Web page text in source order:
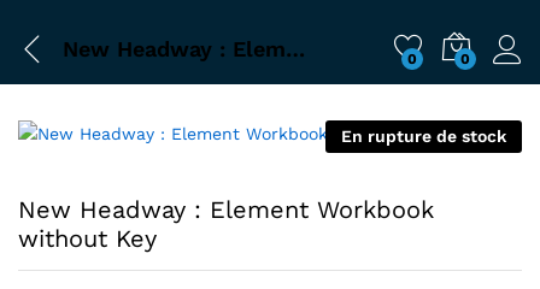
New Headway : Element Workbook without Key 0 0
En rupture de stock
New Headway : Element Workbook
without Key